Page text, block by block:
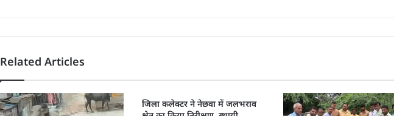
Related Articles
जिला कलेक्टर ने नेछवा में जलभराव